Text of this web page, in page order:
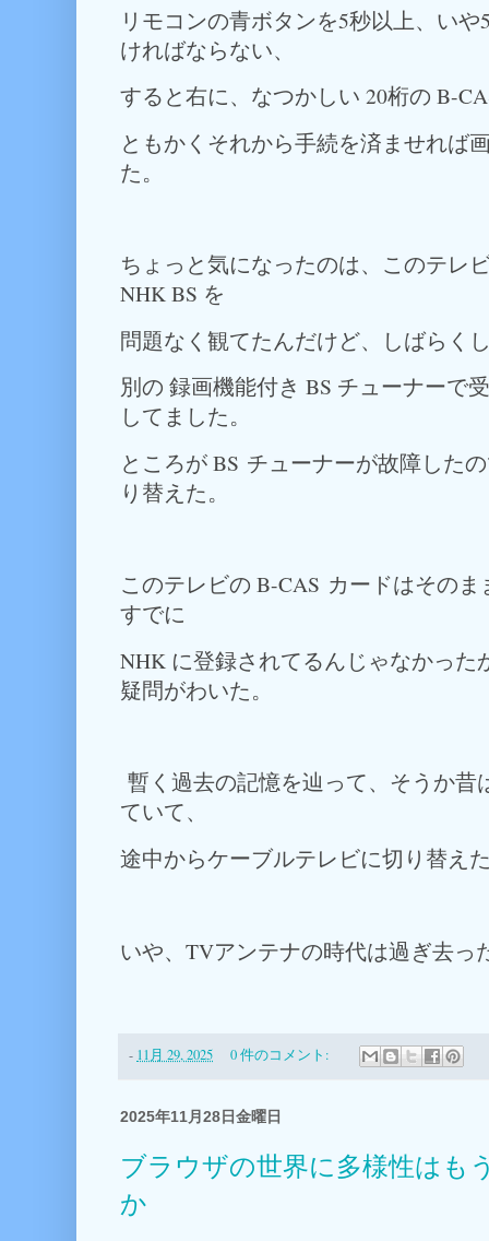
リモコンの青ボタンを5秒以上、い
ければならない、
すると右に、なつかしい 20桁の B-
ともかくそれから手続を済ませれば
た。
ちょっと気になったのは、このテレ
NHK BS を
問題なく観てたんだけど、しばらく
別の 録画機能付き BS チューナーで
してました。
ところが BS チューナーが故障した
り替えた。
このテレビの B-CAS カードはその
すでに
NHK に登録されてるんじゃなかった
疑問がわいた。
暫く過去の記憶を辿って、そうか昔
ていて、
途中からケーブルテレビに切り替え
いや、TVアンテナの時代は過ぎ去っ
- 11月 29, 2025 0 件のコメント:
2025年11月28日金曜日
ブラウザの世界に多様性はも
か